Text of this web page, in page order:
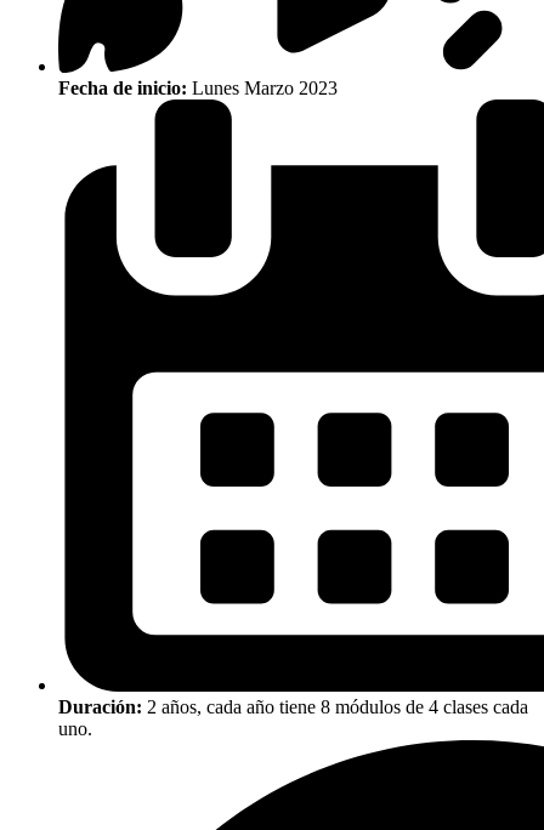
Fecha de inicio: Lunes Marzo 2023
Duración: 2 años, cada año tiene 8 módulos de 4 clases cada
uno.